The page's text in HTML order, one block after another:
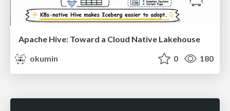
Apache Hive: Toward a Cloud Native Lakehouse
okumin
0 180